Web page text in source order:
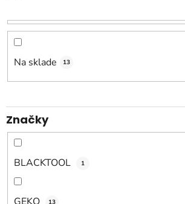
e
p
o
d
k
t
o
Na sklade 13
Značky
BLACKTOOL 1
13